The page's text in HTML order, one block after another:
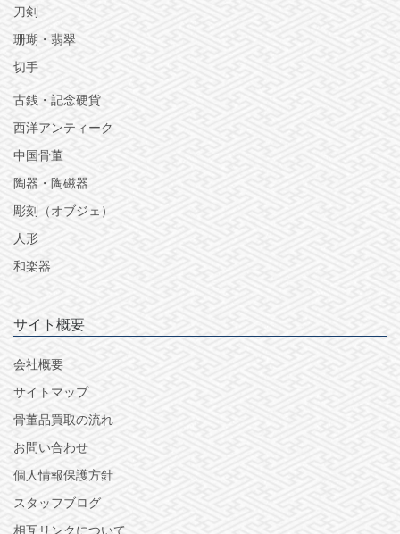
刀剣
珊瑚・翡翠
切手
古銭・記念硬貨
西洋アンティーク
中国骨董
陶器・陶磁器
彫刻（オブジェ）
人形
和楽器
サイト概要
会社概要
サイトマップ
骨董品買取の流れ
お問い合わせ
個人情報保護方針
スタッフブログ
相互リンクについて